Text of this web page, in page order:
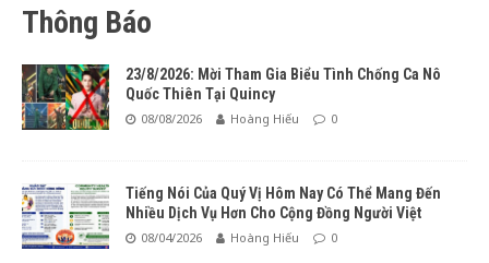
Thông Báo
23/8/2026: Mời Tham Gia Biểu Tình Chống Ca Nô
Quốc Thiên Tại Quincy
08/08/2026 Hoàng Hiếu 0
Tiếng Nói Của Quý Vị Hôm Nay Có Thể Mang Đến
Nhiều Dịch Vụ Hơn Cho Cộng Đồng Người Việt
08/04/2026 Hoàng Hiếu 0